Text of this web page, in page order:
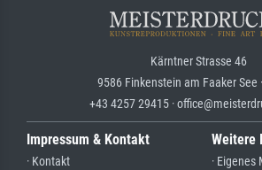
Kärntner Strasse 46
9586 Finkenstein am Faaker See
+43 4257 29415 ·
Impressum & Kontakt
· Kontakt
Weitere
· Eigenes